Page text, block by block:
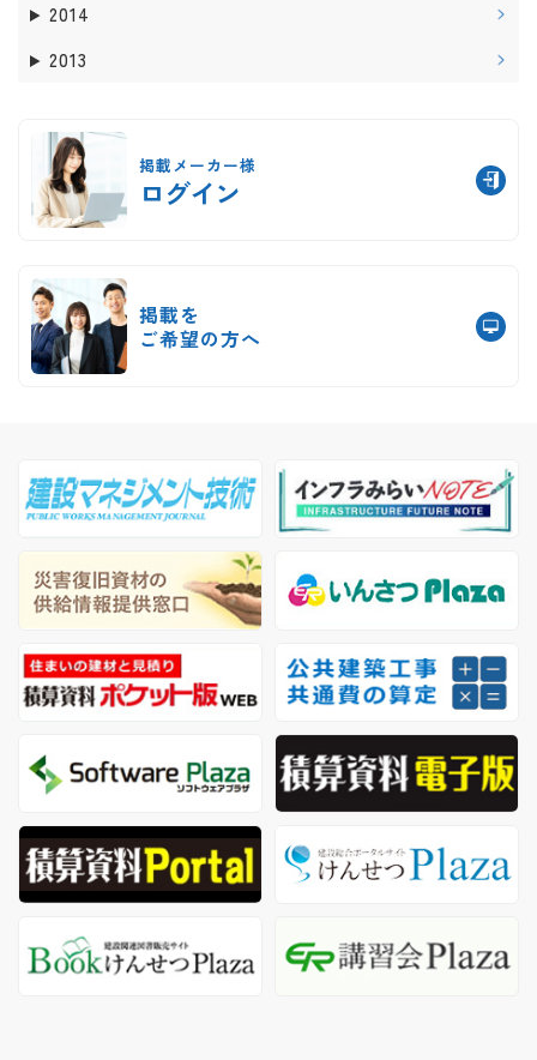
2014
2013
掲載メーカー様
ログイン
掲載を
ご希望の方へ